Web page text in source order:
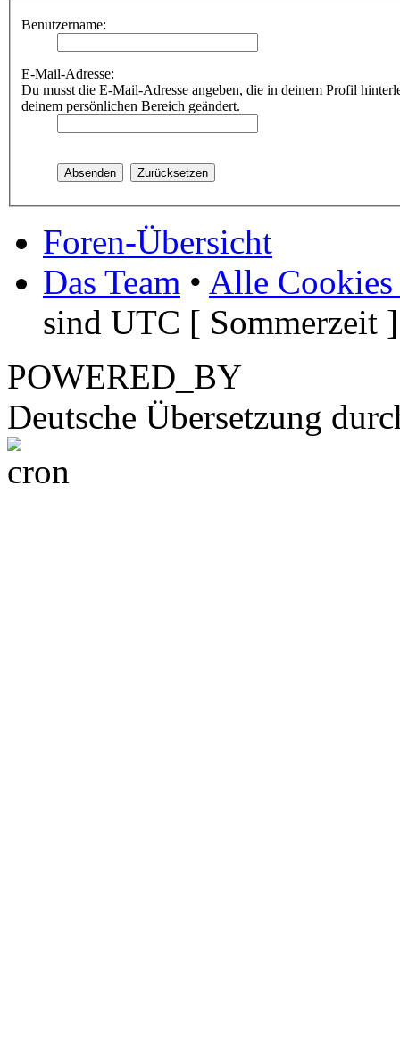
Benutzername:
E-Mail-Adresse:
Du musst die E-Mail-Adresse angeben, die in deinem Profil
deinem persönlichen Bereich geändert.
Foren-Übersicht
Das Team • Alle Cookies
sind UTC [ Sommerzeit ]
POWERED_BY
Deutsche Übersetzung